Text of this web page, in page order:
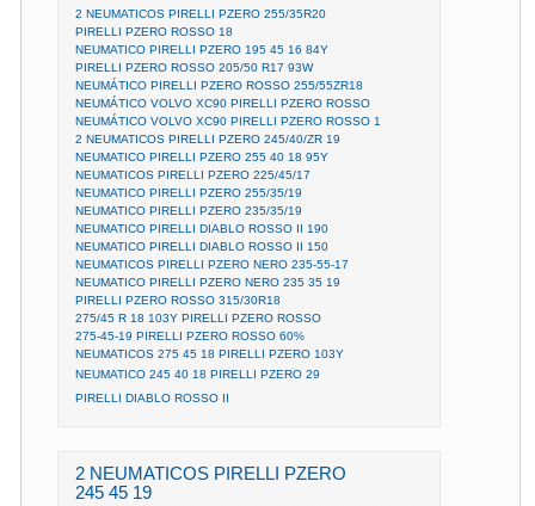
2 NEUMATICOS PIRELLI PZERO 255/35R20
PIRELLI PZERO ROSSO 18
NEUMATICO PIRELLI PZERO 195 45 16 84Y
PIRELLI PZERO ROSSO 205/50 R17 93W
NEUMÁTICO PIRELLI PZERO ROSSO 255/55ZR18
NEUMÁTICO VOLVO XC90 PIRELLI PZERO ROSSO
NEUMÁTICO VOLVO XC90 PIRELLI PZERO ROSSO 1
2 NEUMATICOS PIRELLI PZERO 245/40/ZR 19
NEUMATICO PIRELLI PZERO 255 40 18 95Y
NEUMATICOS PIRELLI PZERO 225/45/17
NEUMATICO PIRELLI PZERO 255/35/19
NEUMATICO PIRELLI PZERO 235/35/19
NEUMATICO PIRELLI DIABLO ROSSO II 190
NEUMATICO PIRELLI DIABLO ROSSO II 150
NEUMATICOS PIRELLI PZERO NERO 235-55-17
NEUMATICO PIRELLI PZERO NERO 235 35 19
PIRELLI PZERO ROSSO 315/30R18
275/45 R 18 103Y PIRELLI PZERO ROSSO
275-45-19 PIRELLI PZERO ROSSO 60%
NEUMATICOS 275 45 18 PIRELLI PZERO 103Y
NEUMATICO 245 40 18 PIRELLI PZERO 29
PIRELLI DIABLO ROSSO II
2 NEUMATICOS PIRELLI PZERO
245 45 19